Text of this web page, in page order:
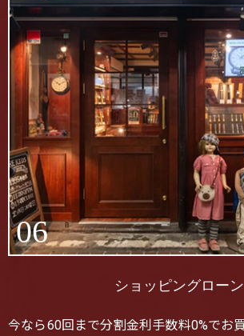
06
ショッピングローン
今なら60回まで分割金利手数料0%でお